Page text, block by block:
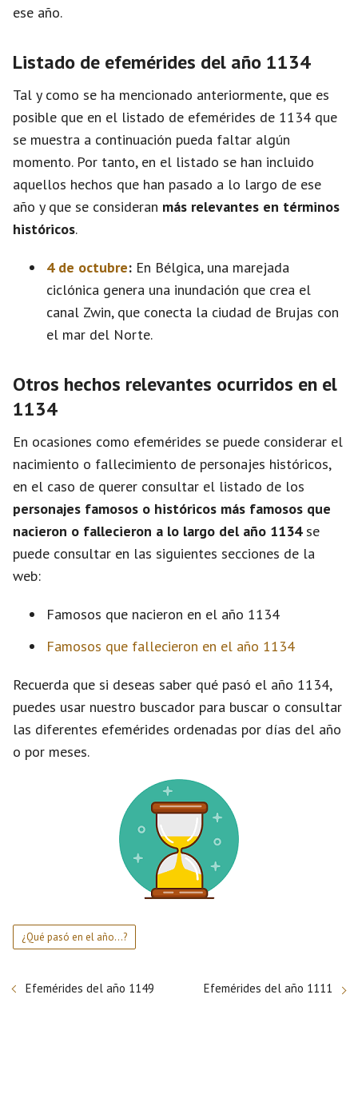
ese año.
Listado de efemérides del año 1134
Tal y como se ha mencionado anteriormente, que es
posible que en el listado de efemérides de 1134 que
se muestra a continuación pueda faltar algún
momento. Por tanto, en el listado se han incluido
aquellos hechos que han pasado a lo largo de ese
año y que se consideran más relevantes en términos
históricos.
4 de octubre: En Bélgica, una marejada
ciclónica genera una inundación que crea el
canal Zwin, que conecta la ciudad de Brujas con
el mar del Norte.
Otros hechos relevantes ocurridos en el
1134
En ocasiones como efemérides se puede considerar el
nacimiento o fallecimiento de personajes históricos,
en el caso de querer consultar el listado de los
personajes famosos o históricos más famosos que
nacieron o fallecieron a lo largo del año 1134se
puede consultar en las siguientes secciones de la
web:
Famosos que nacieron en el año 1134
Famosos que fallecieron en el año 1134
Recuerda que si deseas saber qué pasó el año 1134,
puedes usar nuestro buscador para buscar o consultar
las diferentes efemérides ordenadas por días del año
o por meses.
¿Qué pasó en el año...?
Efemérides del año 1149 Efemérides del año 1111